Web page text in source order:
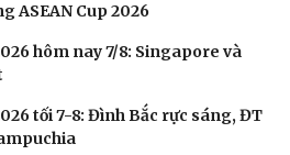
ASEAN Cup 2026
hôm nay 7/8: Singapore và
tối 7-8: Đình Bắc rực sáng, ĐT